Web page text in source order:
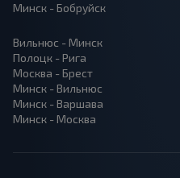
Минск - Бобруйск
Вильнюс - Минск
Полоцк - Рига
Москва - Брест
Минск - Вильнюс
Минск - Варшава
Минск - Москва